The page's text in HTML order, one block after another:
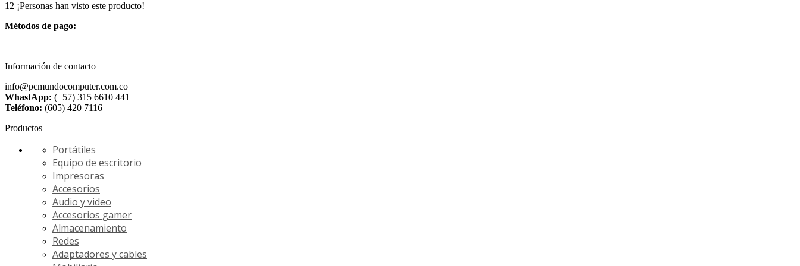
12 ¡Personas han visto este producto!
Métodos de pago:
Información de contacto
info@pcmundocomputer.com.co
WhastApp: (+57) 315 6610 441
Teléfono: (605) 420 7116
Productos
Portátiles
Equipo de escritorio
Impresoras
Accesorios
Audio y video
Accesorios gamer
Almacenamiento
Redes
Adaptadores y cables